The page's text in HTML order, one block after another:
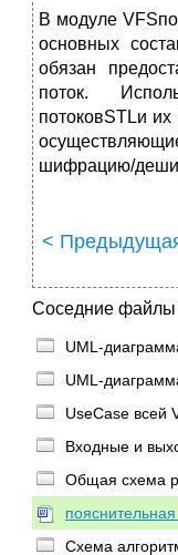
В модуле
основных
обязан
поток.
потоковSTLи
шифрацию/
<
Соседние файлы
UML-
UML-
UseCase всей
Входные и
Общая схема
Схема